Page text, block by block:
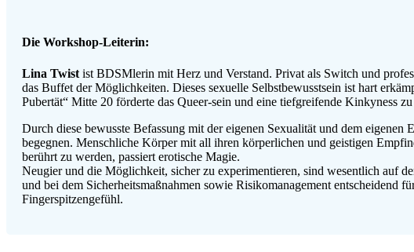
Die Workshop-Leiterin:
Lina Twist ist BDSMlerin mit Herz und Verstand. Privat als Switch und
das Buffet der Möglichkeiten. Dieses sexuelle Selbstbewusstsein ist hart
Pubertät“ Mitte 20 förderte das Queer-sein und eine tiefgreifende Kinkyness zu
Durch diese bewusste Befassung mit der eigenen Sexualität und dem
begegnen. Menschliche Körper mit all ihren körperlichen und geistigen
berührt zu werden, passiert erotische Magie.
Neugier und die Möglichkeit, sicher zu experimentieren, sind wesentlich auf
und bei dem Sicherheitsmaßnahmen sowie Risikomanagement entscheidend
Fingerspitzengefühl.